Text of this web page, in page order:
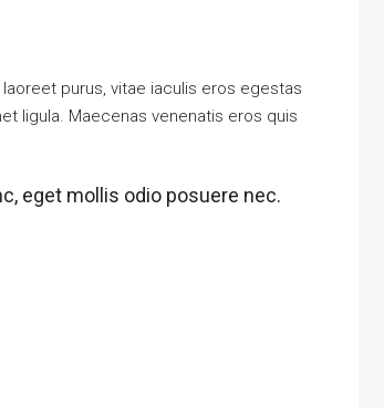
purus, vitae iaculis eros egestas
ligula. Maecenas venenatis eros quis
eget mollis odio posuere nec.